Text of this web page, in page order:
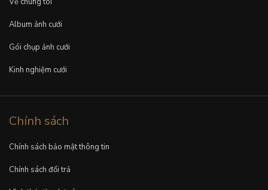
Album ảnh cưới
Gói chụp ảnh cưới
Kinh nghiệm cưới
Chính sách
Chính sách bảo mật thông tin
Chính sách đổi trả